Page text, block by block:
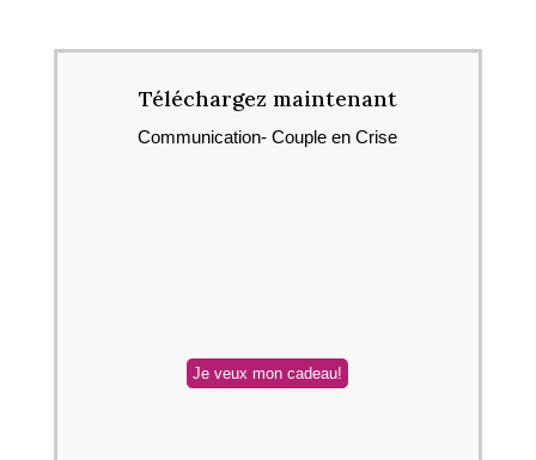
Téléchargez maintenant
Communication- Couple en Crise